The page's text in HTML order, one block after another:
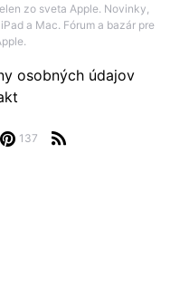
zo sveta Apple. Novinky,
a Mac. Fórum a bazár pre
137
osobných údajov